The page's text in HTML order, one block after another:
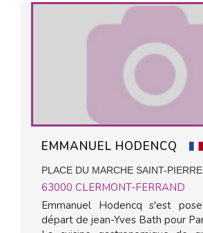
EMMANUEL HODENCQ
PLACE DU MARCHE SAINT-PIERRE
63000 CLERMONT-FERRAND
Emmanuel Hodencq s'est
départ de jean-Yves Bath pour